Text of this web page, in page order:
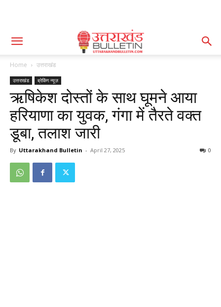
Home उत्तराखंड
उत्तराखंड ब्रेकिंग न्यूज़
ऋषिकेश दोस्तों के साथ घूमने आया
हरियाणा का युवक, गंगा में तैरते वक्त
डूबा, तलाश जारी
By Uttarakhand Bulletin - April 27, 2025 0